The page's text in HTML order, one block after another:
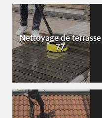
Nettoyage de terrasse
77